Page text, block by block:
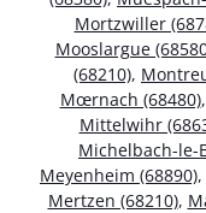
Mortzwiller
Mooslargue
(68210),
Mœrnach (68480),
Mittelwihr
Michelbach-le-
Meyenheim (68890),
Mertzen (68210),